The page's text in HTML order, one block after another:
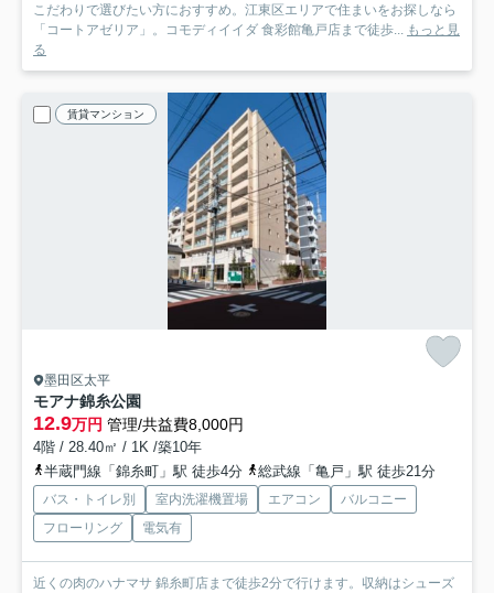
こだわりで選びたい方におすすめ。江東区エリアで住まいをお探しなら
「コートアゼリア」。コモディイイダ 食彩館亀戸店まで徒歩...
もっと見
る
賃貸マンション
墨田区太平
モアナ錦糸公園
12.9万円 管理/共益費8,000円
4階 / 28.40㎡ / 1K /築10年
半蔵門線「錦糸町」駅 徒歩4分
総武線「亀戸」駅 徒歩21分
バス・トイレ別 室内洗濯機置場 エアコン
バルコニー
フローリング
電気有
近くの肉のハナマサ 錦糸町店まで徒歩2分で行けます。収納はシューズ